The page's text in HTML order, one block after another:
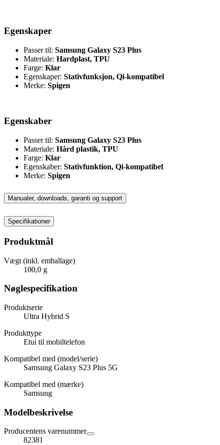
Egenskaper
Passer til: Samsung Galaxy S23 Plus
Materiale: Hardplast, TPU
Farge: Klar
Egenskaper: Stativfunksjon, Qi-kompatibel
Merke: Spigen
Egenskaber
Passer til: Samsung Galaxy S23 Plus
Materiale: Hård plastik, TPU
Farge: Klar
Egenskaber: Stativfunktion, Qi-kompatibel
Merke: Spigen
Manualer, downloads, garanti og support
Specifikationer
Produktmål
Vægt (inkl. emballage)
100,0 g
Nøglespecifikation
Produktserie
Ultra Hybrid S
Produkttype
Etui til mobiltelefon
Kompatibel med (model/serie)
Samsung Galaxy S23 Plus 5G
Kompatibel med (mærke)
Samsung
Modelbeskrivelse
Producentens varenummer
82381